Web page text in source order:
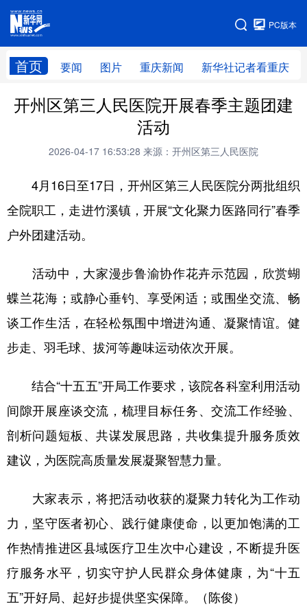
PC版本
首页 要闻 图片 重庆新闻 新华社记者看重庆
网站地图
开州区第三人民医院开展春季主题团建
活动
2026-04-17 16:53:28 来源：开州区第三人民医院
4月16日至17日，开州区第三人民医院分两批组织
全院职工，走进竹溪镇，开展“文化聚力医路同行”春季
户外团建活动。
活动中，大家漫步鲁渝协作花卉示范园，欣赏蝴
蝶兰花海；或静心垂钓、享受闲适；或围坐交流、畅
谈工作生活，在轻松氛围中增进沟通、凝聚情谊。健
步走、羽毛球、拔河等趣味运动依次开展。
结合“十五五”开局工作要求，该院各科室利用活动
间隙开展座谈交流，梳理目标任务、交流工作经验、
剖析问题短板、共谋发展思路，共收集提升服务质效
建议，为医院高质量发展凝聚智慧力量。
大家表示，将把活动收获的凝聚力转化为工作动
力，坚守医者初心、践行健康使命，以更加饱满的工
作热情推进区县域医疗卫生次中心建设，不断提升医
疗服务水平，切实守护人民群众身体健康，为“十五
五”开好局、起好步提供坚实保障。（陈俊）